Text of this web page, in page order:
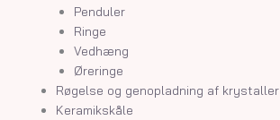
Penduler
Ringe
Vedhæng
Øreringe
Røgelse og genopladning af krystaller
Keramikskåle